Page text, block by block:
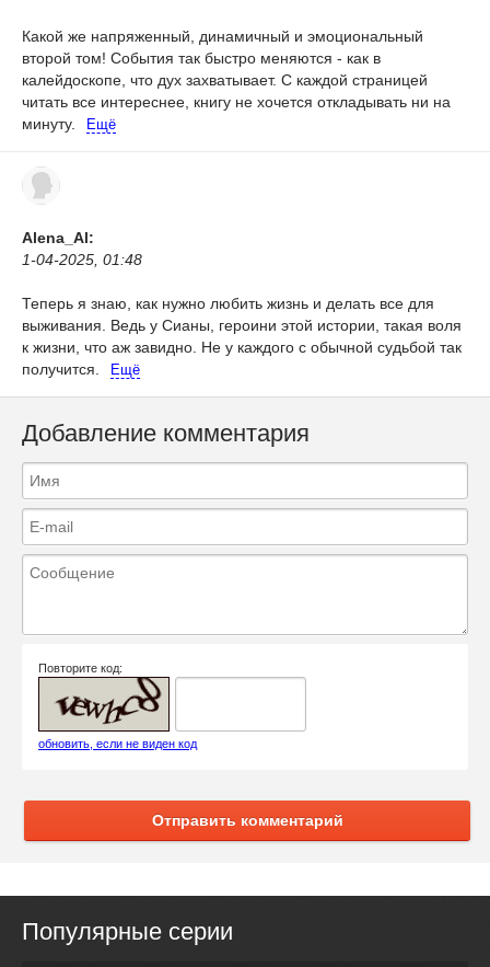
Какой же напряженный, динамичный и эмоциональный
второй том! События так быстро меняются - как в
калейдоскопе, что дух захватывает. С каждой страницей
читать все интереснее, книгу не хочется откладывать ни на
минуту.
Ещё
Alena_Al:
1-04-2025, 01:48
Теперь я знаю, как нужно любить жизнь и делать все для
выживания. Ведь у Сианы, героини этой истории, такая воля
к жизни, что аж завидно. Не у каждого с обычной судьбой так
получится.
Ещё
Добавление комментария
Повторите код:
обновить, если не виден код
Отправить комментарий
Популярные серии